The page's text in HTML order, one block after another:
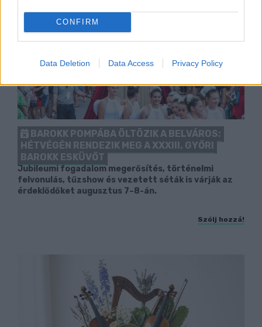
CONFIRM
Data Deletion Data Access Privacy Policy
BAROKK POMPÁBA ÖLTÖZIK A BELVÁROS:
HÉTVÉGÉN RENDEZIK MEG A XXXIII. GYŐRI
BAROKK ESKÜVŐT
Jubileumi fogadalom megerősítés, történelmi
felvonulás, tűzshow és vezetett séták is várják az
érdeklődőket augusztus 7–8-án.
Szólj hozzá!